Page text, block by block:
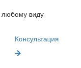
любому виду
Консультация